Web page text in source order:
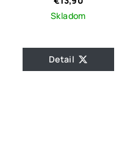
Skladom
Detail